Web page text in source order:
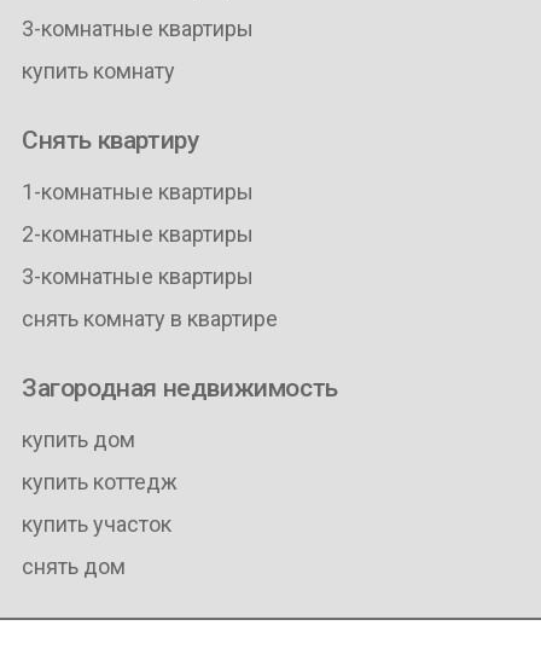
3-комнатные квартиры
купить комнату
Снять квартиру
1-комнатные квартиры
2-комнатные квартиры
3-комнатные квартиры
снять комнату в квартире
Загородная недвижимость
купить дом
купить коттедж
купить участок
снять дом